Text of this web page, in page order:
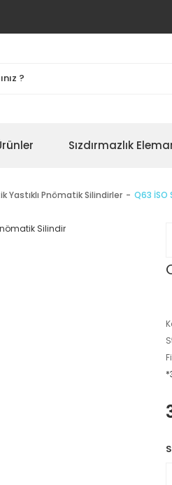
Sızdırmazlık
Yastıklı Pnömatik Silindirler Q63 İSO